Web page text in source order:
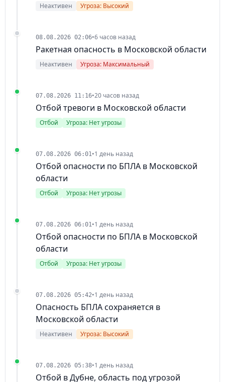
Неактивен Угроза: Высокий
08.08.2026 02:06•6 часов назад
Ракетная опасность в Московской области
Неактивен Угроза: Максимальный
07.08.2026 11:16•20 часов назад
Отбой тревоги в Московской области
Отбой Угроза: Нет угрозы
07.08.2026 06:01•1 день назад
Отбой опасности по БПЛА в Московской
области
Отбой Угроза: Нет угрозы
07.08.2026 06:01•1 день назад
Отбой опасности по БПЛА в Московской
области
Отбой Угроза: Нет угрозы
07.08.2026 05:42•1 день назад
Опасность БПЛА сохраняется в
Московской области
Неактивен Угроза: Высокий
07.08.2026 05:38•1 день назад
Отбой в Дубне, область под угрозой